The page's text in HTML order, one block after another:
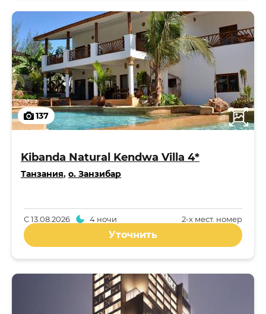
137
Kibanda Natural Kendwa Villa 4*
Танзания, о. Занзибар
2-x мест. номер
С13.08.2026 4 ночи
Уточнить